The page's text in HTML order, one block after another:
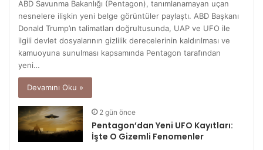
ABD Savunma Bakanlığı (Pentagon), tanımlanamayan uçan
nesnelere ilişkin yeni belge görüntüler paylaştı. ABD Başkanı
Donald Trump’ın talimatları doğrultusunda, UAP ve UFO ile
ilgili devlet dosyalarının gizlilik derecelerinin kaldırılması ve
kamuoyuna sunulması kapsamında Pentagon tarafından
yeni…
Devamını Oku »
2 gün önce
Pentagon’dan Yeni UFO Kayıtları:
İşte O Gizemli Fenomenler